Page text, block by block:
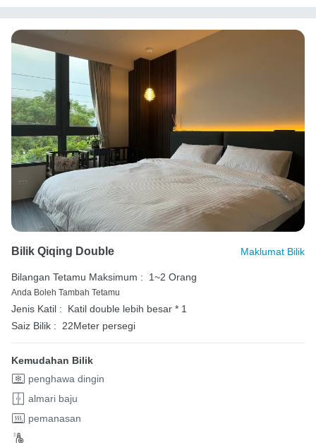
Bilik Qiqing Double Maklumat Bilik
Bilangan Tetamu Maksimum : 1~2 Orang
Anda Boleh Tambah Tetamu
Jenis Katil :
Katil double lebih besar * 1
Saiz Bilik :
22Meter persegi
Kemudahan Bilik
penghawa dingin
almari baju
pemanasan